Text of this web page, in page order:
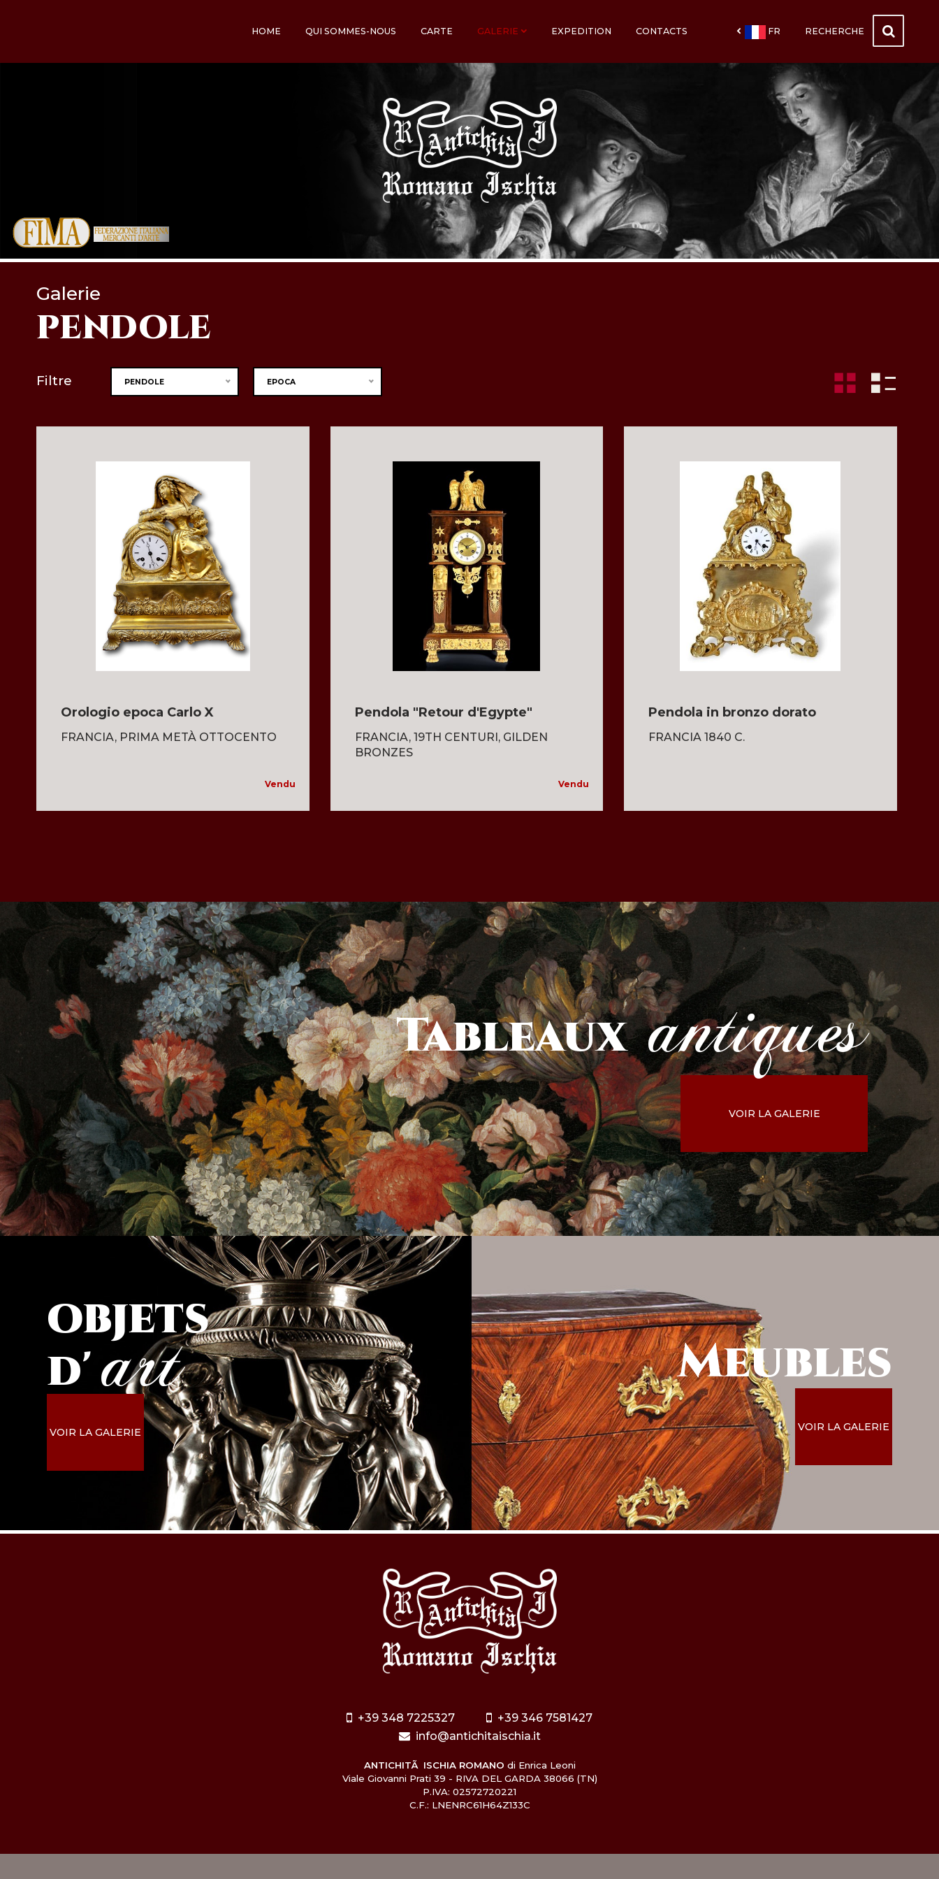
FR RECHERCHE
HOME QUI SOMMES-NOUS CARTE GALERIE EXPEDITION CONTACTS
Galerie
PENDOLE
Filtre PENDOLE EPOCA
Orologio epoca Carlo X
FRANCIA, PRIMA METÀ OTTOCENTO
Vendu
Pendola "Retour d'Egypte"
FRANCIA, 19TH CENTURI, GILDEN
BRONZES
Vendu
Pendola in bronzo dorato
FRANCIA 1840 C.
Tableaux antiques
VOIR LA GALERIE
objets
d' art
VOIR LA GALERIE
Meubles
VOIR LA GALERIE
+39 348 7225327
+39 346 7581427
info@antichitaischia.it
ANTICHITÃ ISCHIA ROMANO di Enrica Leoni
Viale Giovanni Prati 39 - RIVA DEL GARDA 38066 (TN)
P.IVA: 02572720221
C.F.: LNENRC61H64Z133C